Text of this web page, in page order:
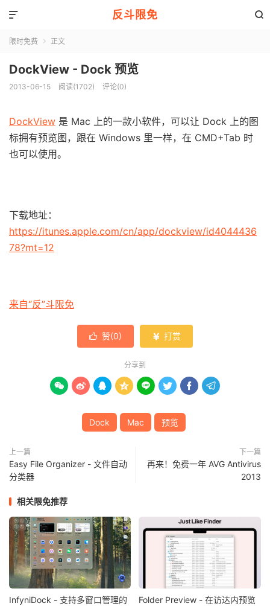
反斗限免 

限时免费  正文
DockView - Dock 预览
2013-06-15 阅读(1702) 评论(0)
DockView 是 Mac 上的一款小软件，可以让 Dock 上的图
标拥有预览图，跟在 Windows 里一样，在 CMD+Tab 时
也可以使用。
下载地址：
https://itunes.apple.com/cn/app/dockview/id4044436
78?mt=12
来自“反”斗限免
 赞(0)  打赏
分享到
       
Dock Mac 预览
上一篇
Easy File Organizer - 文件自动
分类器
下一篇
再来！免费一年 AVG Antivirus
2013
相关限免推荐
InfyniDock - 支持多窗口管理的
Folder Preview - 在访达内预览